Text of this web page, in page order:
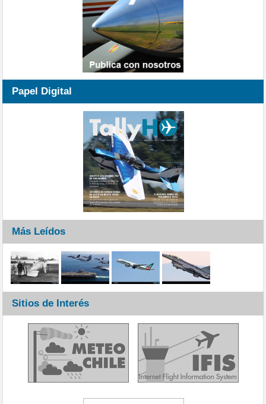
Papel Digital
Más Leídos
Sitios de Interés